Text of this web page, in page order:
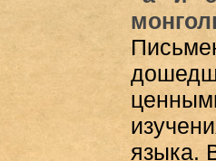
языка.